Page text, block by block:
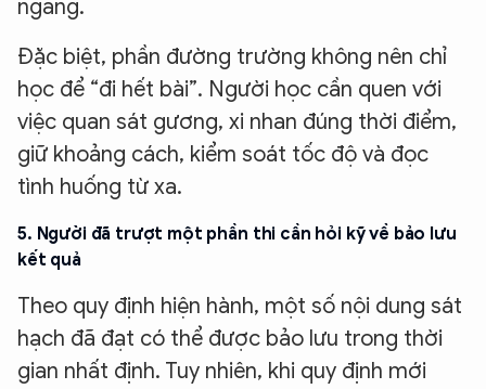
ngang.
Đặc biệt, phần đường trường không nên chỉ
học để “đi hết bài”. Người học cần quen với
việc quan sát gương, xi nhan đúng thời điểm,
giữ khoảng cách, kiểm soát tốc độ và đọc
tình huống từ xa.
5. Người đã trượt một phần thi cần hỏi kỹ về bảo lưu
kết quả
Theo quy định hiện hành, một số nội dung sát
hạch đã đạt có thể được bảo lưu trong thời
gian nhất định. Tuy nhiên, khi quy định mới
Hãy hỏi tôi bất kỳ điều gì bạn cần biết về
An Ninh Thủ Đô nhé. Tôi sẵn sàng hỗ trợ!